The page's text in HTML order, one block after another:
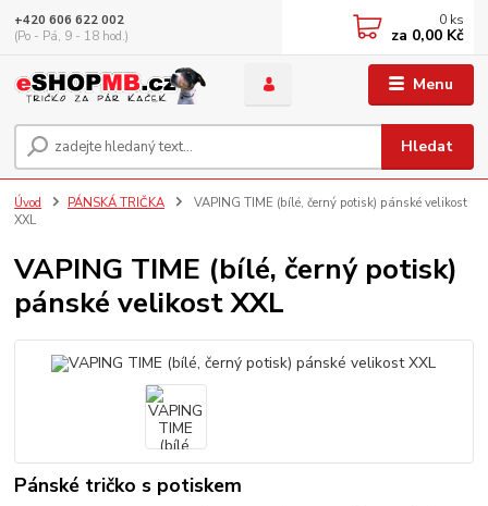
Menu
Hledat
+420 606 622 002
(Po - Pá, 9 - 18 hod.)
0 ks
za 0,00 Kč
Úvod PÁNSKÁ TRIČKA
VAPING TIME (bílé, černý potisk) pánské velikost
XXL
VAPING TIME (bílé, černý potisk)
pánské velikost XXL
Pánské tričko s potiskem